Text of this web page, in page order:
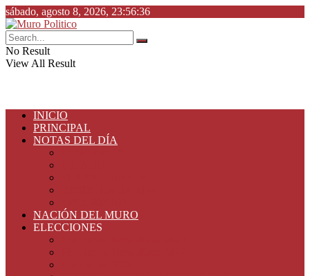
sábado, agosto 8, 2026, 23:56:36
No Result
View All Result
INICIO
PRINCIPAL
NOTAS DEL DÍA
NACIÓN DEL MURO
ELECCIONES